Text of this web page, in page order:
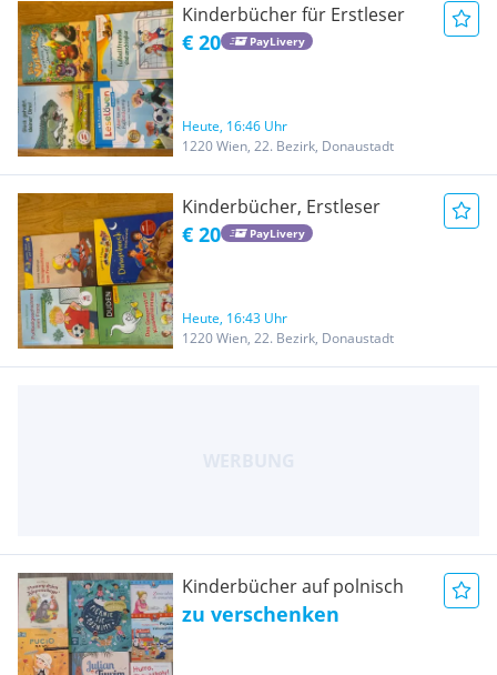
Kinderbücher für Erstleser
€ 20 PayLivery
Heute, 16:46 Uhr
1220 Wien, 22. Bezirk, Donaustadt
Kinderbücher, Erstleser
€ 20 PayLivery
Heute, 16:43 Uhr
1220 Wien, 22. Bezirk, Donaustadt
Kinderbücher auf polnisch
zu verschenken